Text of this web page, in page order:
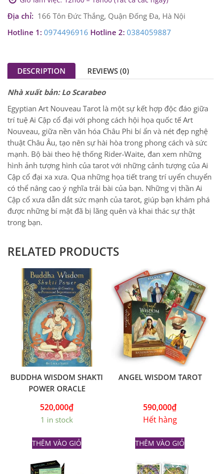
Địa chỉ: 166 Tôn Đức Thắng, Quận Đống Đa, Hà Nội
Hotline 1: 0974496916 Hotline 2: 0384059887
DESCRIPTION REVIEWS (0)
Nhà xuất bản:Lo Scarabeo
Egyptian Art Nouveau Tarot là một sự kết hợp độc đáo giữa
trí tuệ Ai Cập cổ đại với phong cách hội họa quốc tế Art
Nouveau, giữa nền văn hóa Châu Phi bí ẩn và nét đẹp nghệ
thuật Châu Âu, tạo nên sự hài hòa trong phong cách và sức
mạnh. Bộ bài theo hệ thống Rider-Waite, đan xem những
hình ảnh tượng hình của tarot với những cảnh tượng của Ai
Cập cổ đại xa xưa. Qua những họa tiết trang trí uyển chuyển
có thể nâng cao ý nghĩa trải bài của bạn. Những vị thần Ai
Cập cổ xưa dẫn dắt sức mạnh của tarot, giúp bạn khám phá
được những bí mật đã bị lãng quên và khai thác sự thật
trong bạn.
RELATED PRODUCTS
BUDDHA WISDOM SHAKTI
POWER ORACLE
520,000₫
1 in stock
THÊM VÀO GIỎ
ANGEL WISDOM TAROT
590,000₫
Hết hàng
THÊM VÀO GIỎ